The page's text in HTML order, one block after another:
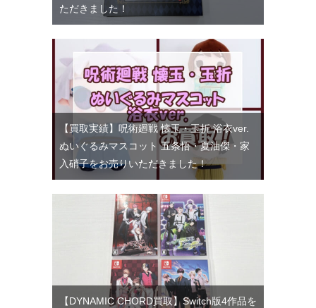
ただきました！
【買取実績】呪術廻戦 懐玉・玉折 浴衣ver.
ぬいぐるみマスコット 五条悟・夏油傑・家
入硝子をお売りいただきました！
【DYNAMIC CHORD買取】Switch版4作品を